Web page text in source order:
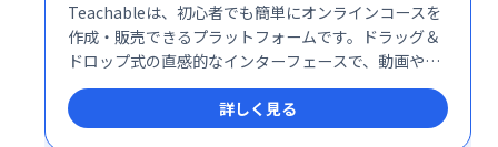
Teachableは、初心者でも簡単にオンラインコースを
作成・販売できるプラットフォームです。ドラッグ＆
ドロップ式の直感的なインターフェースで、動画やク
イズなどを自由に組み込み、プロフェッショナルなコ
ースを制作できます。高い自由度と柔軟性を備え、幅
広い学習ニーズに対応します。多くの利用者に支持さ
詳しく見る